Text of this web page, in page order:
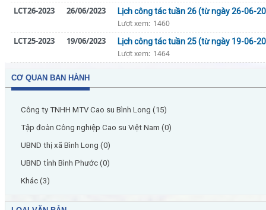
LCT26-2023 26/06/2023 Lịch công tác tuần 26 (từ ngày 26-06-
Lượt xem: 1460
LCT25-2023 19/06/2023 Lịch công tác tuần 25 (từ ngày 19-06-
Lượt xem: 1464
CƠ QUAN BAN HÀNH
Công ty TNHH MTV Cao su Bình Long (15)
Tập đoàn Công nghiệp Cao su Việt Nam (0)
UBND thị xã Bình Long (0)
UBND tỉnh Bình Phước (0)
Khác (3)